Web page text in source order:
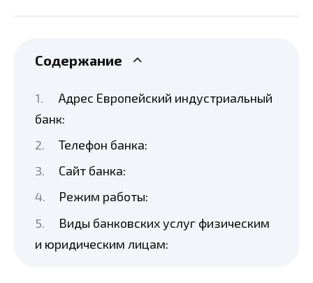
Содержание
Адрес Европейский индустриальный
банк:
Телефон банка:
Сайт банка:
Режим работы:
Виды банковских услуг физическим
и юридическим лицам: